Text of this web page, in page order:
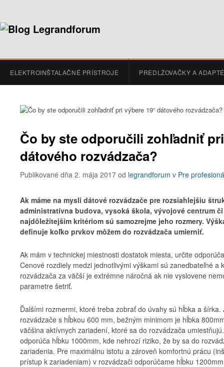
ELEKTROINŠTALAČNÉ PRÍSTROJE PREDLŽOVAČKY A
Čo by ste odporučili zohľadniť
dátového rozvádzača?
Publikované dňa 2. mája 2017 od legrandforum v Pre
Ak máme na mysli dátové rozvádzače pre rozsiahlejšiu
administratívna budova, vysoká škola, vývojové centrum
najdôležitejším kritériom sú samozrejme jeho rozmery.
definuje koľko prvkov môžem do rozvádzača umierniť.
Ak mám v technickej miestnosti dostatok miesta, určite
Cenové rozdiely medzi jednotlivými výškami sú zanedbateľné a
rozvádzača za väčší je extrémne náročná ak nie vyslovene
parametre šetriť.
Ďalšími rozmermi, ktoré treba zobrať do úvahy sú hĺbka a
rozvádzače s hĺbkou 600 mm, bežným minimom je hĺbka
väčšina aktívnych zariadení, ktoré sa do rozvádzača
odporúča hĺbku 1000mm, kde nehrozí riziko, že by sa do
zariadenia. Pre maximálnu istotu a zároveň komfortnú prácu
prístup k zariadeniam) v rozvádzači odporúčame hĺbku